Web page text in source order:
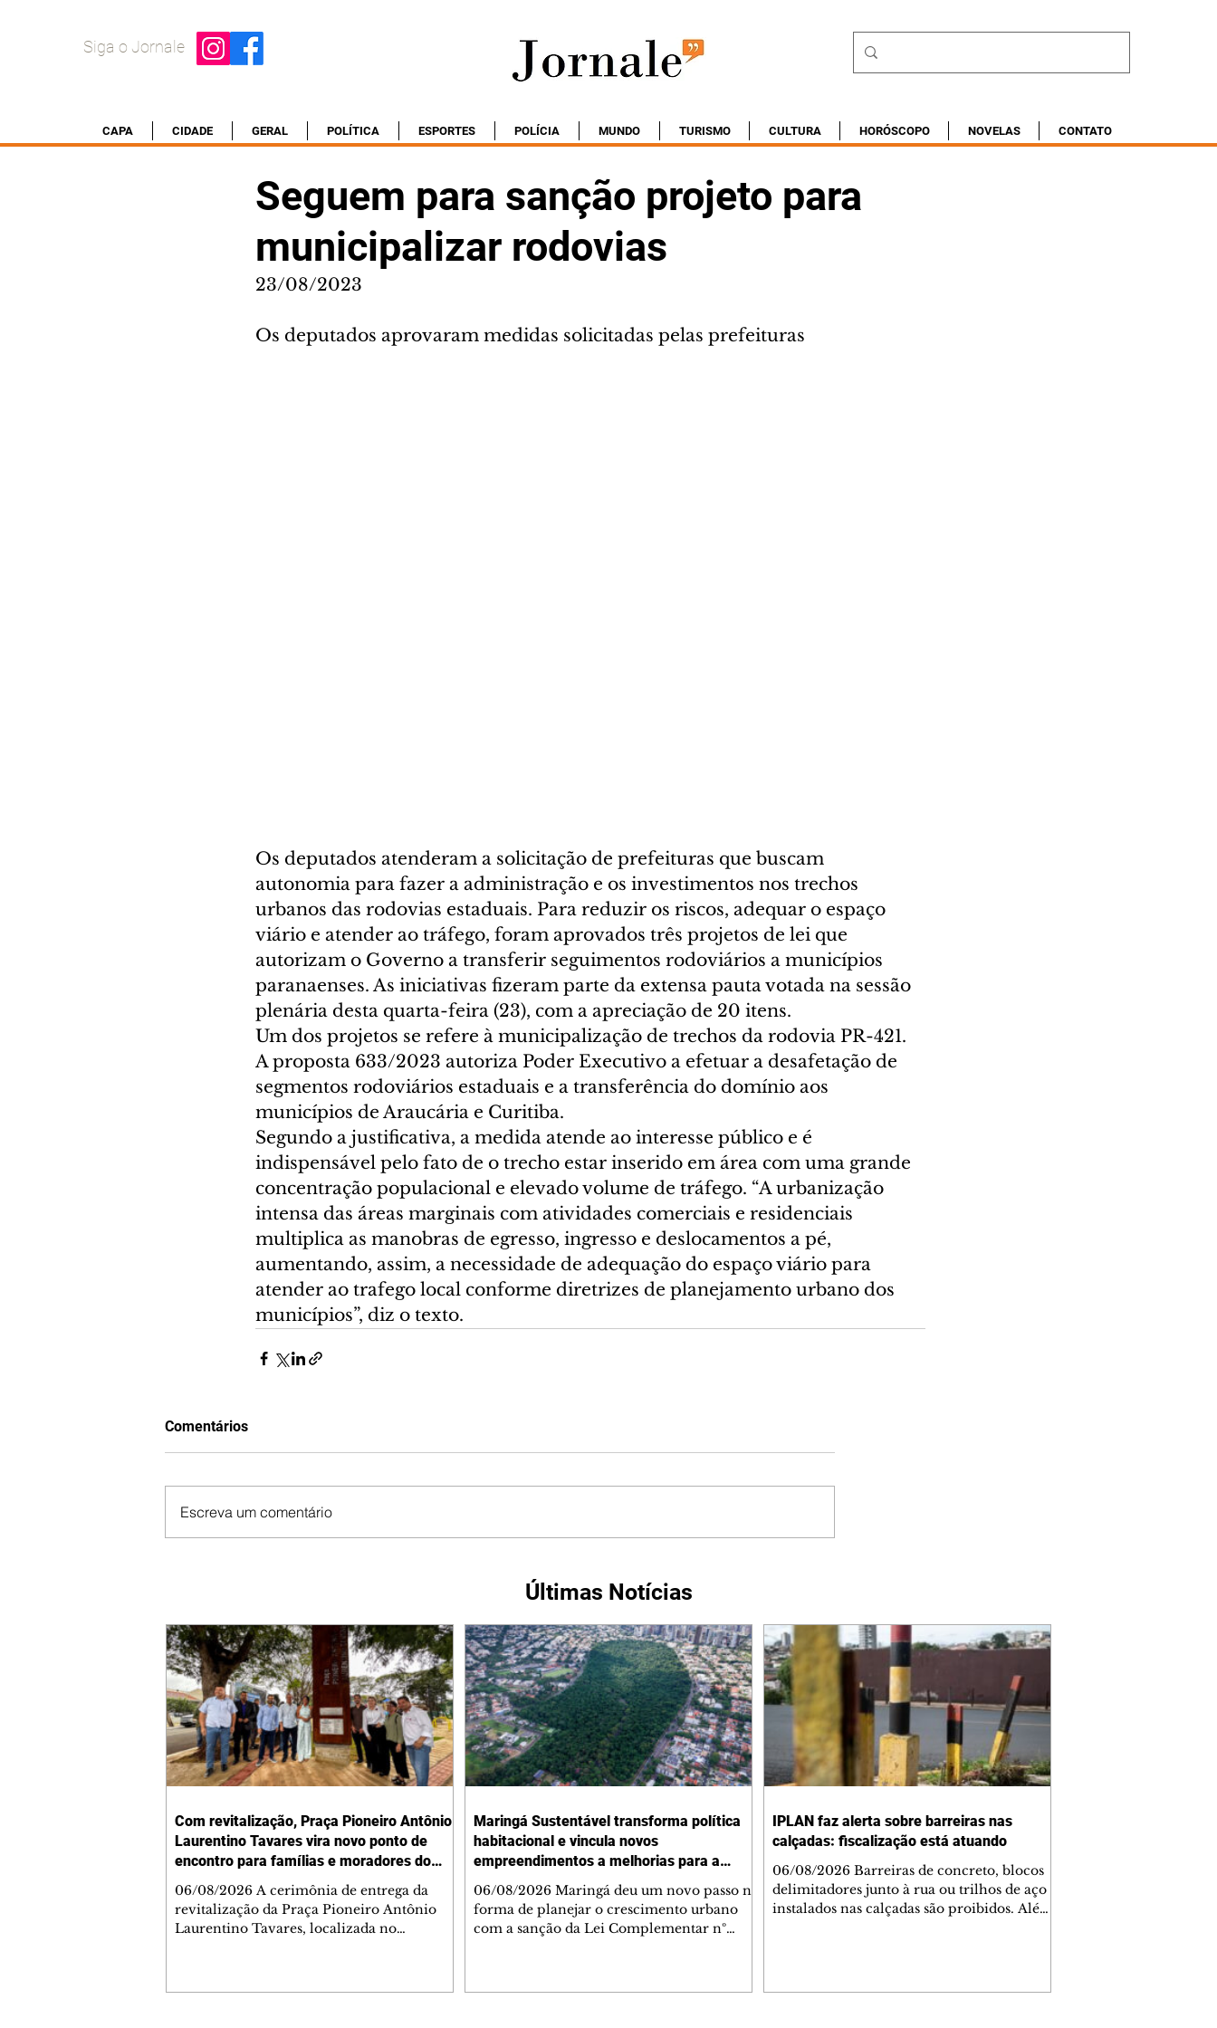
Siga o Jornale
CAPA CIDADE GERAL POLÍTICA ESPORTES POLÍCIA MUNDO TURISMO CULTURA HORÓSCOPO NOVELAS CONTATO
Seguem para sanção projeto para
municipalizar rodovias
23/08/2023
Os deputados aprovaram medidas solicitadas pelas prefeituras
Os deputados atenderam a solicitação de prefeituras que buscam
autonomia para fazer a administração e os investimentos nos trechos
urbanos das rodovias estaduais. Para reduzir os riscos, adequar o espaço
viário e atender ao tráfego, foram aprovados três projetos de lei que
autorizam o Governo a transferir seguimentos rodoviários a municípios
paranaenses. As iniciativas fizeram parte da extensa pauta votada na sessão
plenária desta quarta-feira (23), com a apreciação de 20 itens.
Um dos projetos se refere à municipalização de trechos da rodovia PR-421.
A proposta 633/2023 autoriza Poder Executivo a efetuar a desafetação de
segmentos rodoviários estaduais e a transferência do domínio aos
municípios de Araucária e Curitiba.
Segundo a justificativa, a medida atende ao interesse público e é
indispensável pelo fato de o trecho estar inserido em área com uma grande
concentração populacional e elevado volume de tráfego. “A urbanização
intensa das áreas marginais com atividades comerciais e residenciais
multiplica as manobras de egresso, ingresso e deslocamentos a pé,
aumentando, assim, a necessidade de adequação do espaço viário para
atender ao trafego local conforme diretrizes de planejamento urbano dos
municípios”, diz o texto.
Comentários
Escreva um comentário
Últimas Notícias
Com revitalização, Praça Pioneiro Antônio
Laurentino Tavares vira novo ponto de
encontro para famílias e moradores do
06/08/2026 A cerimônia de entrega da
revitalização da Praça Pioneiro Antônio
Laurentino Tavares, localizada no
Maringá Sustentável transforma política
habitacional e vincula novos
empreendimentos a melhorias para a
06/08/2026 Maringá deu um novo passo na
forma de planejar o crescimento urbano
com a sanção da Lei Complementar nº
IPLAN faz alerta sobre barreiras nas
calçadas: fiscalização está atuando
06/08/2026 Barreiras de concreto, blocos
delimitadores junto à rua ou trilhos de aço
instalados nas calçadas são proibidos. Além